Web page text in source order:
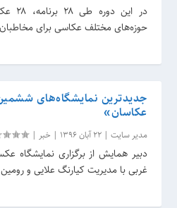
در
حوزه‌های مختلف عکاسی برای
عکاسان»
مدیر سایت |22 آبان 1396 | خبر |
دبیر همایش از برگزاری نمایشگاه
غربی با مدیریت کیارنگ علایی و